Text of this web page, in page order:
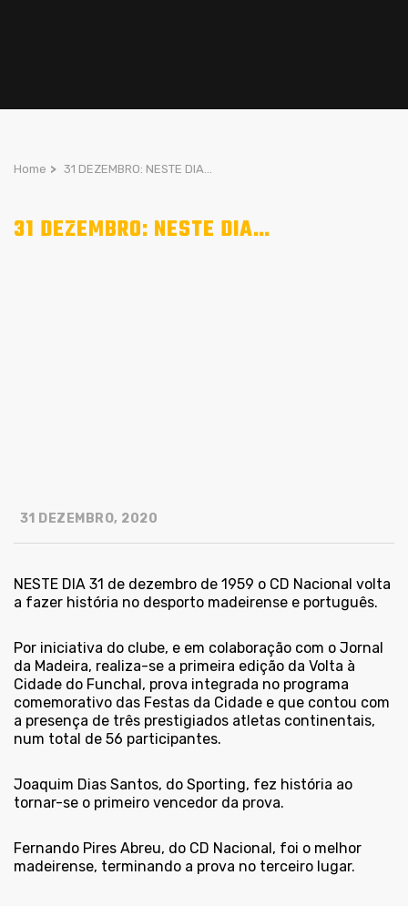
Home > 31 DEZEMBRO: NESTE DIA…
31 DEZEMBRO: NESTE DIA…
31 DEZEMBRO, 2020
NESTE DIA 31 de dezembro de 1959 o CD Nacional volta
a fazer história no desporto madeirense e português.
Por iniciativa do clube, e em colaboração com o Jornal
da Madeira, realiza-se a primeira edição da Volta à
Cidade do Funchal, prova integrada no programa
comemorativo das Festas da Cidade e que contou com
a presença de três prestigiados atletas continentais,
num total de 56 participantes.
Joaquim Dias Santos, do Sporting, fez história ao
tornar-se o primeiro vencedor da prova.
Fernando Pires Abreu, do CD Nacional, foi o melhor
madeirense, terminando a prova no terceiro lugar.